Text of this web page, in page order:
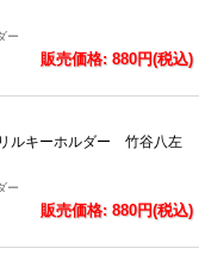
ー
販売価格: 880円(税込)
ルキーホルダー 竹谷八左
ー
販売価格: 880円(税込)